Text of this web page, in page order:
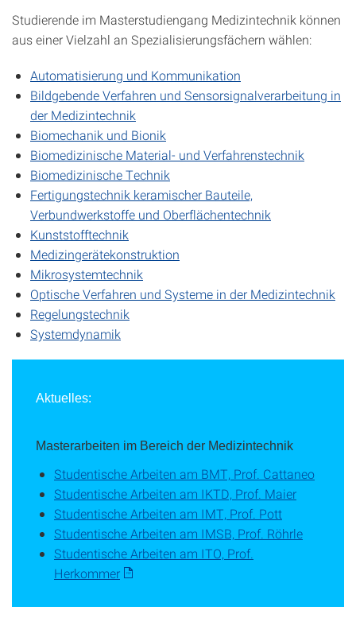
Studierende im Masterstudiengang Medizintechnik können
aus einer Vielzahl an Spezialisierungsfächern wählen:
Automatisierung und Kommunikation
Bildgebende Verfahren und Sensorsignalverarbeitung in
der Medizintechnik
Biomechanik und Bionik
Biomedizinische Material- und Verfahrenstechnik
Biomedizinische Technik
Fertigungstechnik keramischer Bauteile,
Verbundwerkstoffe und Oberflächentechnik
Kunststofftechnik
Medizingerätekonstruktion
Mikrosystemtechnik
Optische Verfahren und Systeme in der Medizintechnik
Regelungstechnik
Systemdynamik
Aktuelles:
Masterarbeiten im Bereich der Medizintechnik
Studentische Arbeiten am BMT, Prof. Cattaneo
Studentische Arbeiten am IKTD, Prof. Maier
Studentische Arbeiten am IMT, Prof. Pott
Studentische Arbeiten am IMSB, Prof. Röhrle
Studentische Arbeiten am ITO, Prof.
Herkommer